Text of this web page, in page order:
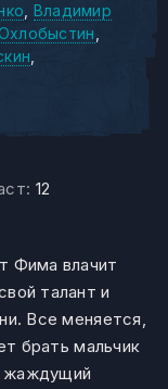
Владимир
12
Фима влачит
талант и
Все меняется,
брать мальчик
жаждущий